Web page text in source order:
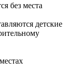
без места
детские